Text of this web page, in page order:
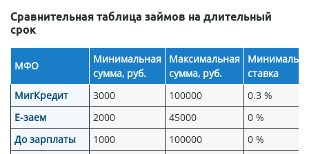
Сравнительная таблица займов на длительный
срок
МФО
Минимальная
сумма, руб.
Максимальная
сумма, руб.
ставка
МигКредит
3000 100000
0.3 %
Е-заем
2000 45000
0 %
До зарплаты
1000 100000
0 %